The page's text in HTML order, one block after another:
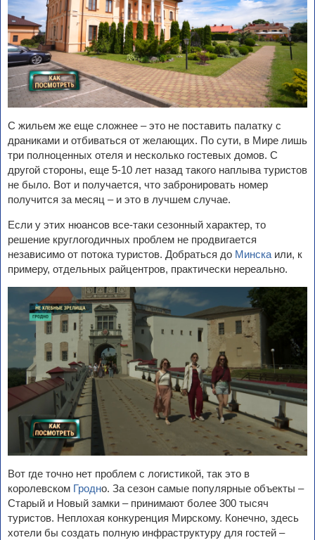
С жильем же еще сложнее – это не поставить палатку с
драниками и отбиваться от желающих. По сути, в Мире лишь
три полноценных отеля и несколько гостевых домов. С
другой стороны, еще 5-10 лет назад такого наплыва туристов
не было. Вот и получается, что забронировать номер
получится за месяц – и это в лучшем случае.
Если у этих нюансов все-таки сезонный характер, то
решение круглогодичных проблем не продвигается
независимо от потока туристов. Добраться до Минска или, к
примеру, отдельных райцентров, практически нереально.
Вот где точно нет проблем с логистикой, так это в
королевском Гродно. За сезон самые популярные объекты –
Старый и Новый замки – принимают более 300 тысяч
туристов. Неплохая конкуренция Мирскому. Конечно, здесь
хотели бы создать полную инфраструктуру для гостей –